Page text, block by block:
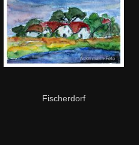
Fischerdorf